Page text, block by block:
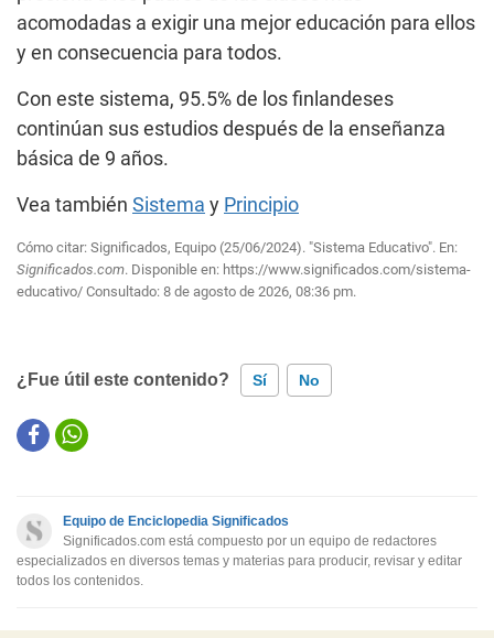
acomodadas a exigir una mejor educación para ellos
y en consecuencia para todos.
Con este sistema, 95.5% de los finlandeses
continúan sus estudios después de la enseñanza
básica de 9 años.
Vea también Sistema y Principio
Cómo citar: Significados, Equipo (25/06/2024). "Sistema Educativo". En:
Significados.com. Disponible en: https://www.significados.com/sistema-
educativo/ Consultado: 8 de agosto de 2026, 08:36 pm.
¿Fue útil este contenido? Sí No
Este contenido contiene información incorrecta
Otro
Equipo de Enciclopedia Significados
Significados.com está compuesto por un equipo de redactores
especializados en diversos temas y materias para producir, revisar y editar
todos los contenidos.